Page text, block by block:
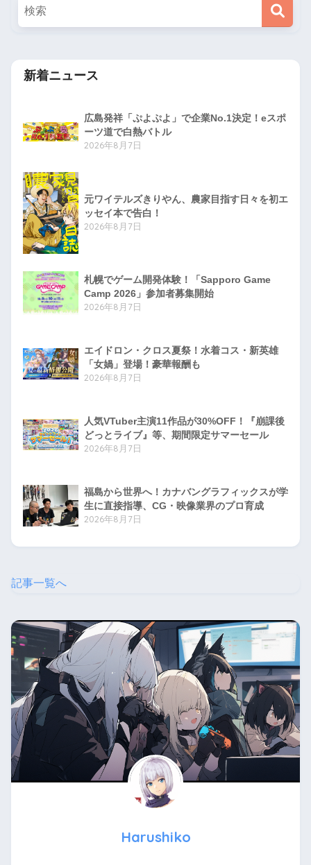
新着ニュース
広島発祥「ぷよぷよ」で企業No.1決定！eスポ
ーツ道で白熱バトル
2026年8月7日
元ワイテルズきりやん、農家目指す日々を初エ
ッセイ本で告白！
2026年8月7日
札幌でゲーム開発体験！「Sapporo Game
Camp 2026」参加者募集開始
2026年8月7日
エイドロン・クロス夏祭！水着コス・新英雄
「女媧」登場！豪華報酬も
2026年8月7日
人気VTuber主演11作品が30%OFF！『崩課後
どっとライブ』等、期間限定サマーセール
2026年8月7日
福島から世界へ！カナバングラフィックスが学
生に直接指導、CG・映像業界のプロ育成
2026年8月7日
記事一覧へ
Harushiko